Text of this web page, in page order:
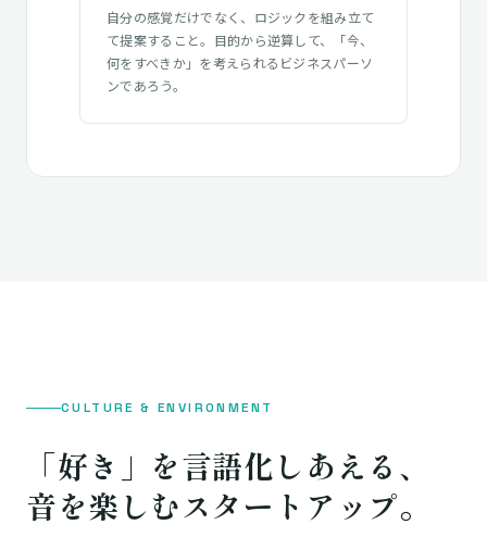
自分の感覚だけでなく、ロジックを組み立て
て提案すること。目的から逆算して、「今、
何をすべきか」を考えられるビジネスパーソ
ンであろう。
CULTURE & ENVIRONMENT
「好き」を言語化しあえる、
音を楽しむスタートアップ。